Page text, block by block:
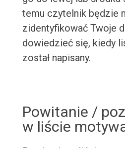
temu czytelnik będzie
zidentyfikować Twoje
dowiedzieć się, kiedy
został napisany.
Powitanie /
w liście